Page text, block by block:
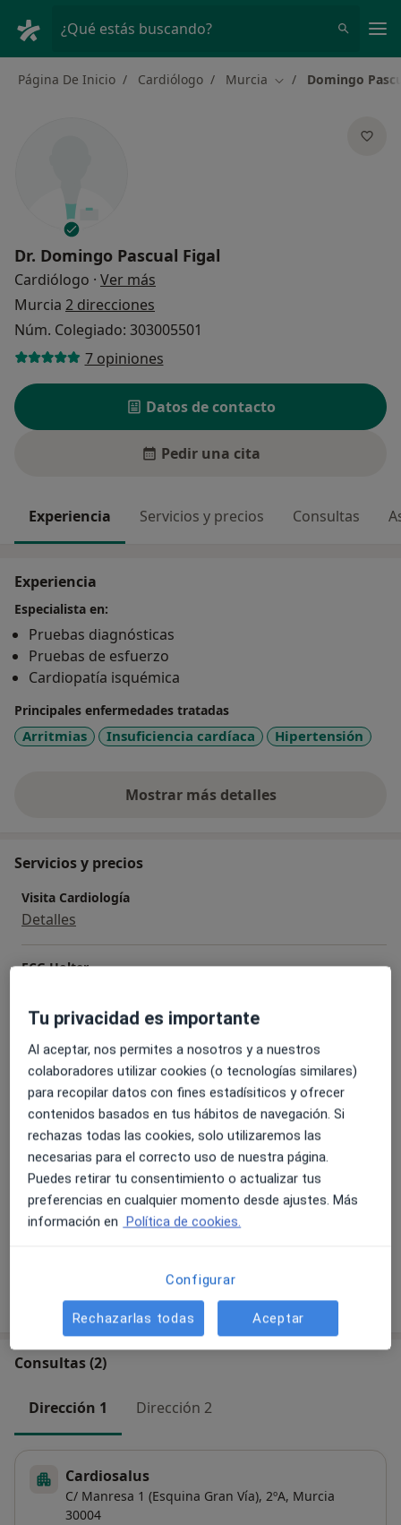
¿Qué estás buscando?
Página De Inicio Cardiólogo Murcia Cambiar de ciudad
Domingo
Dr. Domingo Pascual Figal
Cardiólogo · Ver más
Murcia 2 direcciones
Núm. Colegiado: 303005501
7 opiniones
Datos de contacto
Pedir una cita
Experiencia Servicios y precios Consultas
Experiencia
Especialista en:
Pruebas diagnósticas
Pruebas de esfuerzo
Cardiopatía isquémica
Principales enfermedades tratadas
Arritmias Insuficiencia cardíaca Hipertensión
Mostrar más detalles
sobre la experiencia
Servicios y precios
Visita Cardiología
Detalles
ECG Holter
Detalles
Ecocardiograma + doppler color
Detalles
Ergometría (pruebas de esfuerzo)
Detalles
¿Cómo funcionan los precios?
Consultas (2)
Dirección 1 Dirección 2
Cardiosalus
C/ Manresa 1 (Esquina Gran Vía), 2ºA, Murcia
30004
Tu privacidad es importante
Al aceptar, nos permites a nosotros y a nuestros
colaboradores utilizar cookies (o tecnologías similares)
para recopilar datos con fines estadísiticos y ofrecer
contenidos basados en tus hábitos de navegación. Si
rechazas todas las cookies, solo utilizaremos las
necesarias para el correcto uso de nuestra página.
Puedes retirar tu consentimiento o actualizar tus
preferencias en cualquier momento desde ajustes. Más
información en Política de cookies.
Configurar
Rechazarlas todas Aceptar